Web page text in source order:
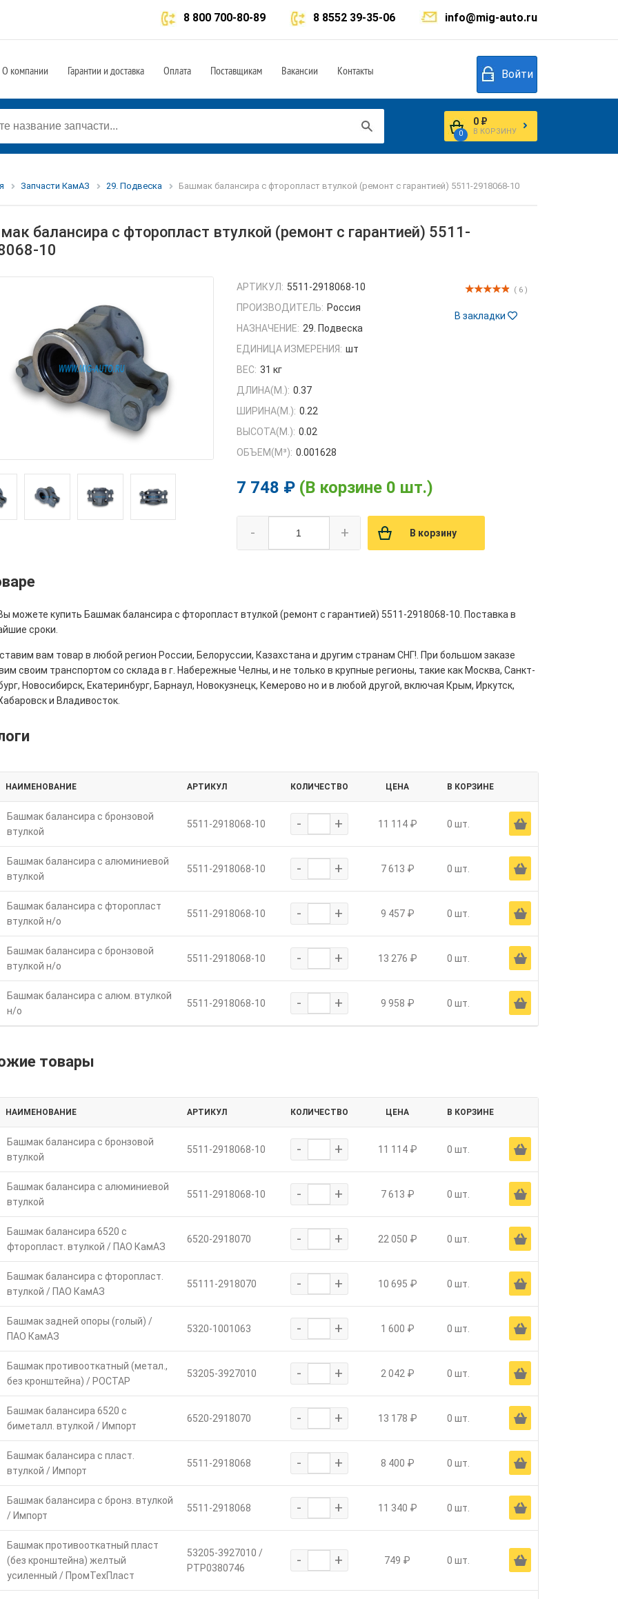
info@mig-auto.ru
8 8552 39-35-06
8 800 700-80-89
О компании Гарантии и доставка Оплата Поставщикам Вакансии Контакты Войти
0
0 ₽
В КОРЗИНУ
Запчасти КамАЗ 29. Подвеска Башмак балансира с фторопласт втулкой (ремонт с гарантией) 5511-2918068-10
балансира с фторопласт втулкой (ремонт с гарантией) 5511-
10
( 6 )
В закладки
АРТИКУЛ: 5511-2918068-10
ПРОИЗВОДИТЕЛЬ: Россия
НАЗНАЧЕНИЕ: 29. Подвеска
ЕДИНИЦА ИЗМЕРЕНИЯ: шт
ВЕС: 31 кг
ДЛИНА(М.): 0.37
ШИРИНА(М.): 0.22
ВЫСОТА(М.): 0.02
ОБЪЕМ(M³): 0.001628
7 748 ₽ (В корзине 0 шт.)
- + В корзину
можете купить Башмак балансира с фторопласт втулкой (ремонт с гарантией) 5511-2918068-10. Поставка в
сроки.
вам товар в любой регион России, Белоруссии, Казахстана и другим странам СНГ!. При большом заказе
своим транспортом со склада в г. Набережные Челны, и не только в крупные регионы, такие как Москва, Санкт-
Новосибирск, Екатеринбург, Барнаул, Новокузнецк, Кемерово но и в любой другой, включая Крым, Иркутск,
и Владивосток.
НАИМЕНОВАНИЕ АРТИКУЛ КОЛИЧЕСТВО ЦЕНА В КОРЗИНЕ
Башмак балансира с бронзовой
втулкой
5511-2918068-10 - + 11 114 ₽ 0 шт. Ä
Башмак балансира с алюминиевой
втулкой
5511-2918068-10 - + 7 613 ₽ 0 шт. Ä
Башмак балансира с фторопласт
втулкой н/о
5511-2918068-10 - + 9 457 ₽ 0 шт. Ä
Башмак балансира с бронзовой
втулкой н/о
5511-2918068-10 - + 13 276 ₽ 0 шт. Ä
Башмак балансира с алюм. втулкой
н/о
5511-2918068-10 - + 9 958 ₽ 0 шт. Ä
товары
НАИМЕНОВАНИЕ АРТИКУЛ КОЛИЧЕСТВО ЦЕНА В КОРЗИНЕ
Башмак балансира с бронзовой
втулкой
5511-2918068-10 - + 11 114 ₽ 0 шт. Ä
Башмак балансира с алюминиевой
втулкой
5511-2918068-10 - + 7 613 ₽ 0 шт. Ä
Башмак балансира 6520 с
фторопласт. втулкой / ПАО КамАЗ
6520-2918070 - + 22 050 ₽ 0 шт. Ä
Башмак балансира с фторопласт.
втулкой / ПАО КамАЗ
55111-2918070 - + 10 695 ₽ 0 шт. Ä
Башмак задней опоры (голый) /
ПАО КамАЗ
5320-1001063 - + 1 600 ₽ 0 шт. Ä
Башмак противооткатный (метал.,
без кронштейна) / РОСТАР
53205-3927010 - + 2 042 ₽ 0 шт. Ä
Башмак балансира 6520 с
биметалл. втулкой / Импорт
6520-2918070 - + 13 178 ₽ 0 шт. Ä
Башмак балансира с пласт.
втулкой / Импорт
5511-2918068 - + 8 400 ₽ 0 шт. Ä
Башмак балансира с бронз. втулкой
/ Импорт
5511-2918068 - + 11 340 ₽ 0 шт. Ä
Башмак противооткатный пласт
(без кронштейна) желтый
усиленный / ПромТехПласт
53205-3927010 /
РТР0380746
- + 749 ₽ 0 шт. Ä